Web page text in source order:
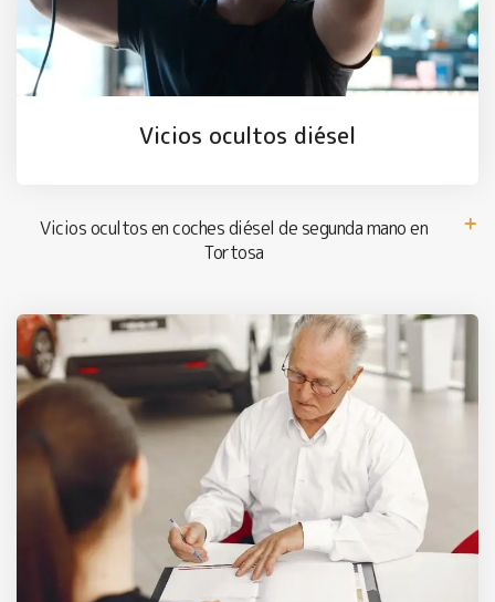
Vicios ocultos diésel
Vicios ocultos en coches diésel de segunda mano en
Tortosa